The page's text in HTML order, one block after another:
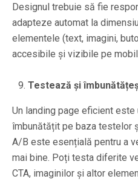
Designul trebuie să fie
adapteze automat la
elementele (text, imagini,
accesibile și vizibile pe
Testează și
Un landing page eficient este
îmbunătățit pe baza testelor
A/B este esențială pentru a
mai bine. Poți testa diferite
CTA, imaginilor și altor